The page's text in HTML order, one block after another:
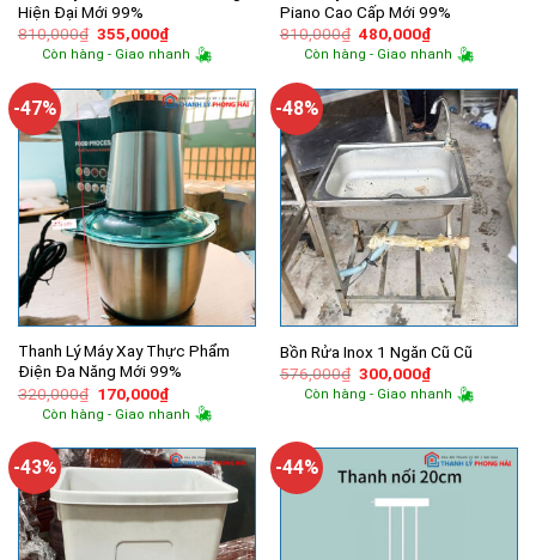
Hiện Đại Mới 99%
810,000₫ Giá
gốc
là:
355,000₫Giá
hiện
tại
355,000₫.
Còn hàng - Giao nhanh
Piano Cao Cấp Mới 99%
810,000₫ Giá
gốc
là:
480,000₫Giá
hiện
tại
480,000₫.
Còn hàng - Giao nhanh
-47%
Thanh Lý Máy Xay Thực Phẩm
Điện Đa Năng Mới 99%
320,000₫ Giá
gốc
là:
170,000₫Giá
hiện
tại
170,000₫.
Còn hàng - Giao nhanh
-48%
Bồn Rửa Inox 1 Ngăn Cũ Cũ
576,000₫ Giá
gốc
là:
300,000₫Giá
hiện
tại
Còn hàng - Giao nhanh
-43% -44%